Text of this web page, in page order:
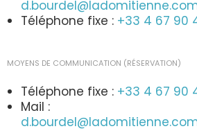
Téléphone fixe : +33 4 67 90
MOYENS DE COMMUNICATION (RÉSERVATION)
Téléphone fixe : +33 4 67 90
Mail :